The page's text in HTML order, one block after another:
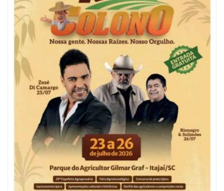
08/08/2026 | 07:00
Reservatórios de Penha são higienizados com ajuda de mergulhadores e
sem interrupção no abastecimento
ITAJAÍ